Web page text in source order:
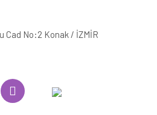
Cad No:2 Konak / İZMİR